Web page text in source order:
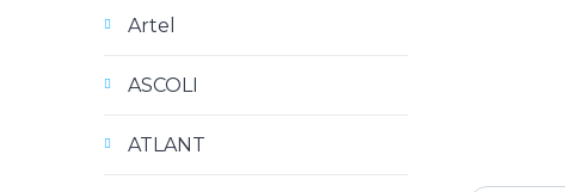
Artel
ASCOLI
ATLANT